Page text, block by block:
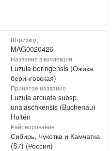
Штрихкод
MAG0020426
Название в коллекции
Luzula beringensis (Ожика
беринговская)
Принятое название
Luzula arcuata subsp.
unalaschkensis (Buchenau)
Hultén
Районирование
Сибирь, Чукотка и Камчатка
(S7) (Россия)